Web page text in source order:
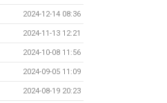
2024-12-14 08:36
2024-11-13 12:21
2024-10-08 11:56
2024-09-05 11:09
2024-08-19 20:23